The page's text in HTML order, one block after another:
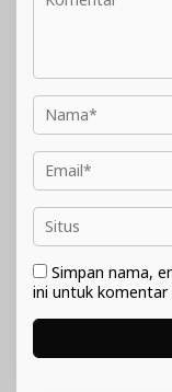
Simpan nama,
ini untuk komentar